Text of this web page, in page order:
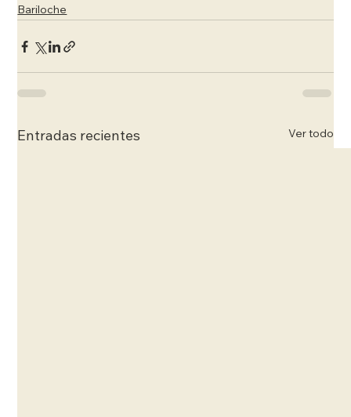
Bariloche
Entradas recientes Ver todo